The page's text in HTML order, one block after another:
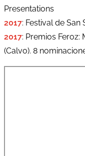
Presentations
2017: Festival de San
2017: Premios Feroz:
(Calvo). 8